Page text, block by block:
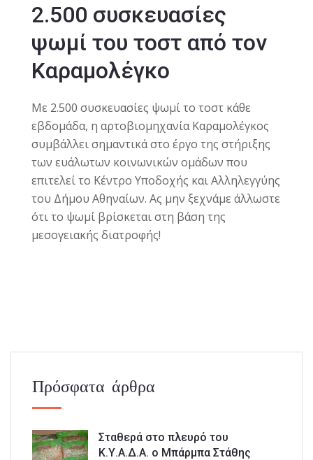
2.500 συσκευασίες
ψωμί του τοστ από τον
Καραμολέγκο
Με 2.500 συσκευασίες ψωμί το τοστ κάθε
εβδομάδα, η αρτοβιομηχανία Καραμολέγκος
συμβάλλει σημαντικά στο έργο της στήριξης
των ευάλωτων κοινωνικών ομάδων που
επιτελεί το Κέντρο Υποδοχής και Αλληλεγγύης
του Δήμου Αθηναίων. Ας μην ξεχνάμε άλλωστε
ότι το ψωμί βρίσκεται στη βάση της
μεσογειακής διατροφής!
Πρόσφατα άρθρα
Σταθερά στο πλευρό του
Κ.Υ.Α.Δ.Α. ο Μπάρμπα Στάθης